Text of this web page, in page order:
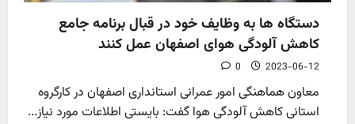
دستگاه ها به وظایف خود در قبال برنامه جامع
کاهش آلودگی هوای اصفهان عمل کنند
2023-06-12
0
معاون هماهنگی امور عمرانی استانداری اصفهان در کارگروه
استانی کاهش آلودگی هوا گفت: بایستی اطلاعات مورد نیاز...